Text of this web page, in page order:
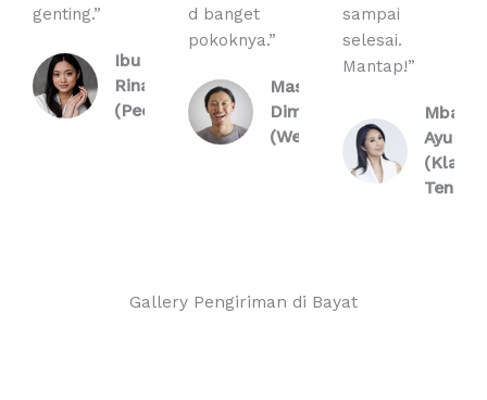
genting.”
Ibu
Rina
(Pedan)
d banget
pokoknya.”
Mas
Dimas
(Wedi)
sampai
selesai.
Mantap!”
Mbak
Ayu
(Klaten
Gallery Pengiriman di Bayat